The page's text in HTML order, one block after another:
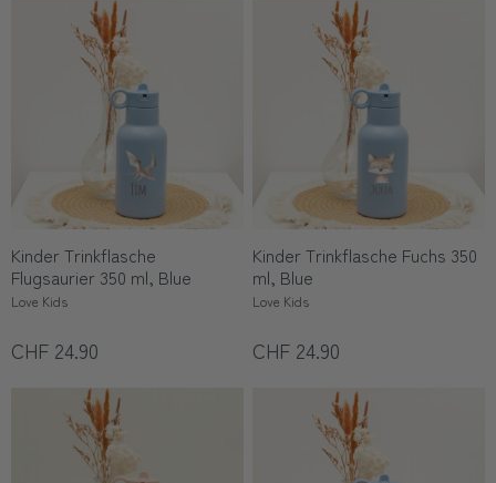
Kinder Trinkflasche
Flugsaurier 350 ml, Blue
Love Kids
CHF 24.90
Kinder Trinkflasche Fuchs 350
ml, Blue
Love Kids
CHF 24.90